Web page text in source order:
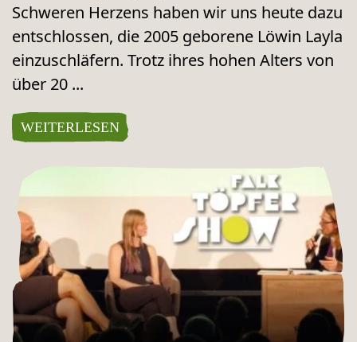
Schweren Herzens haben wir uns heute dazu
entschlossen, die 2005 geborene Löwin Layla
einzuschläfern. Trotz ihres hohen Alters von
über 20 ...
WEITERLESEN